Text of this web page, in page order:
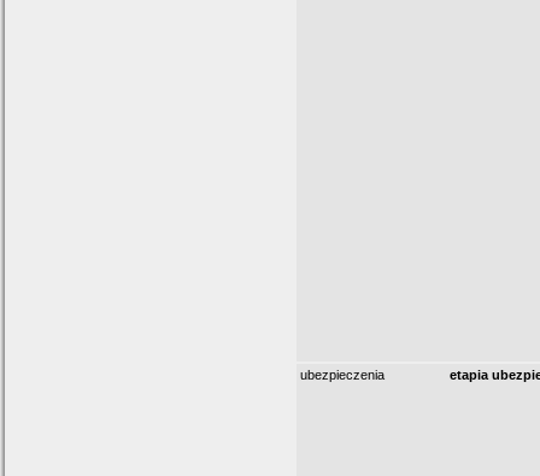
ubezpieczenia etapia